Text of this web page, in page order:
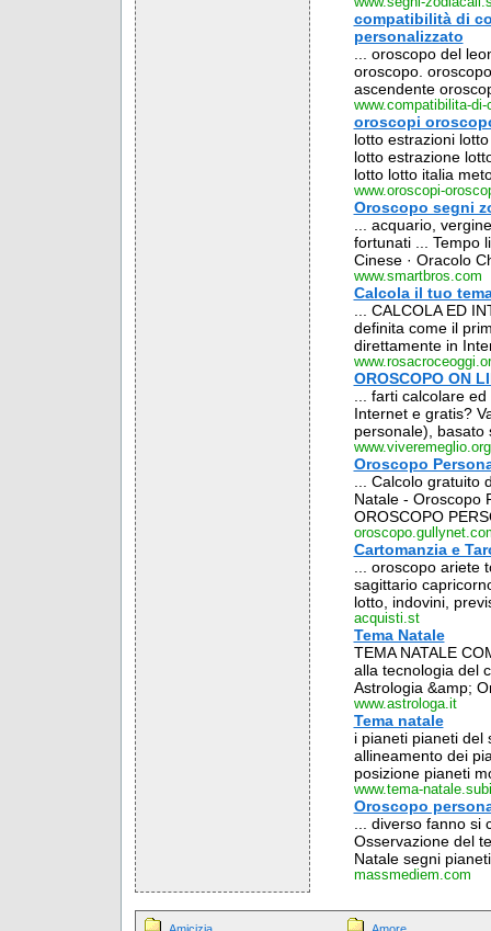
compatibilità di
personalizzato
... oroscopo del
oroscopo.
ascendente
www.compatibilita-
oroscopi
lotto estrazioni
lotto estrazione
lotto lotto italia
www.oroscopi-
Oroscopo segni
... acquario,
fortunati ... Tempo
Cinese · Oracolo
www.smartbros.com
Calcola il tuo
... CALCOLA ED
definita come il
direttamente in
OROSCOPO ON
... farti calcolare
Internet e gratis?
personale), basato
www.viveremeglio.org
Oroscopo
... Calcolo
Natale - Oroscopo
OROSCOPO
Cartomanzia e
... oroscopo
sagittario
lotto, indovini,
acquisti.st
Tema Natale
TEMA NATALE
alla tecnologia del
Astrologia &amp;
www.astrologa.it
Tema natale
i pianeti pianeti del
allineamento dei
posizione pianeti
www.tema-
Oroscopo
... diverso fanno
Osservazione del
Natale segni
massmediem.com